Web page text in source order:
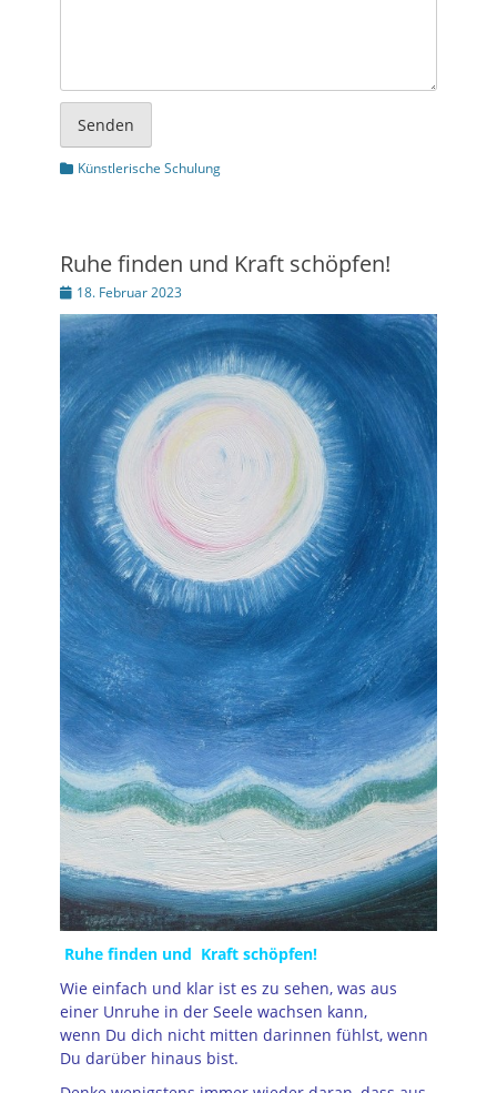
Senden
Kategorien
Künstlerische Schulung
Ruhe finden und Kraft schöpfen!
Posted
on
18. Februar 2023
Ruhe finden und Kraft schöpfen!
Wie einfach und klar ist es zu sehen, was aus
einer Unruhe in der Seele wachsen kann,
wenn Du dich nicht mitten darinnen fühlst, wenn
Du darüber hinaus bist.